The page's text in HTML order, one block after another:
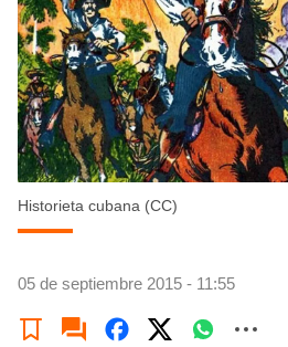
Historieta cubana (CC)
05 de septiembre 2015 - 11:55